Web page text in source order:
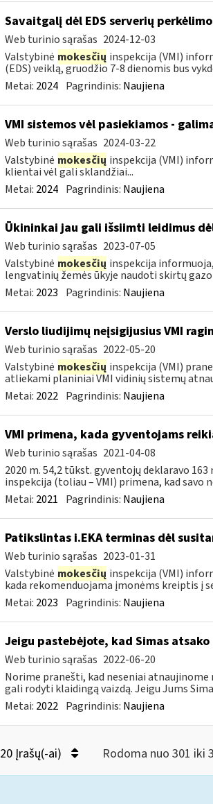
Savaitgalį dėl EDS serverių
Web turinio sąrašas 2024-12-03
Valstybinė mokesčių inspekcija (VMI)
(EDS) veiklą, gruodžio 7-8 dienomis bus
Metai: 2024 Pagrindinis: Naujiena
VMI sistemos vėl pasiekiamos -
Web turinio sąrašas 2024-03-22
Valstybinė mokesčių inspekcija (VMI)
klientai vėl gali sklandžiai...
Metai: 2024 Pagrindinis: Naujiena
Ūkininkai jau gali išsiimti leidimus
Web turinio sąrašas 2023-07-05
Valstybinė mokesčių inspekcija
lengvatinių žemės ūkyje naudoti skirtų
Metai: 2023 Pagrindinis: Naujiena
Verslo liudijimų neįsigijusius VMI
Web turinio sąrašas 2022-05-20
Valstybinė mokesčių inspekcija (VMI)
atliekami planiniai VMI vidinių sistemų
Metai: 2022 Pagrindinis: Naujiena
VMI primena, kada gyventojams
Web turinio sąrašas 2021-04-08
2020 m. 54,2 tūkst. gyventojų deklaravo
inspekcija (toliau – VMI) primena, kad savo
Metai: 2021 Pagrindinis: Naujiena
Patikslintas i.EKA terminas dėl
Web turinio sąrašas 2023-01-31
Valstybinė mokesčių inspekcija (VMI)
kada rekomenduojama įmonėms kreiptis į
Metai: 2023 Pagrindinis: Naujiena
Jeigu pastebėjote, kad Simas
Web turinio sąrašas 2022-06-20
Norime pranešti, kad neseniai
gali rodyti klaidingą vaizdą. Jeigu Jums
Metai: 2022 Pagrindinis: Naujiena
20 Įrašų(-ai) Rodoma nuo 301 iki